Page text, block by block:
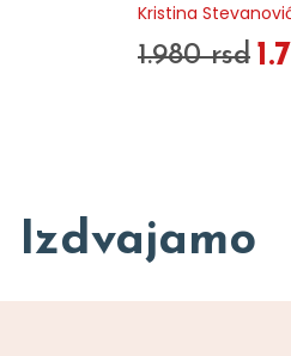
Kristina
1.980 rsd
Izdvajamo